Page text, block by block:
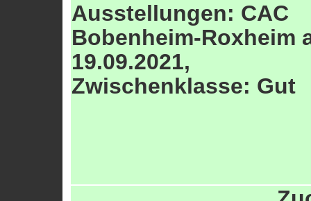
Ausstellungen: CAC
Bobenheim-Roxheim
19.09.2021,
Zwischenklasse: Gut